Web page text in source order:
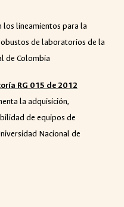
los lineamientos para la
de laboratorios de la
de Colombia
ía RG 015 de 2012
la adquisición,
de equipos de
Nacional de